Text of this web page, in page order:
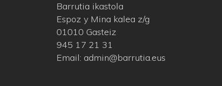
Barrutia ikastola
Espoz y Mina kalea z/g
01010 Gasteiz
945 17 21 31
Email: admin@barrutia.eus